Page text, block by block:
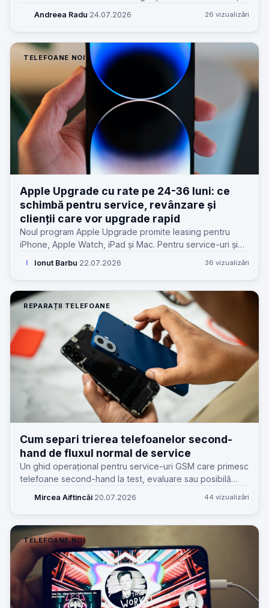
Andreea Radu·24.07.2026 26 vizualizări
TELEFOANE NOI
Apple Upgrade cu rate pe 24-36 luni: ce
schimbă pentru service, revânzare și
clienții care vor upgrade rapid
Noul program Apple Upgrade promite leasing pentru
iPhone, Apple Watch, iPad și Mac. Pentru service-uri și
I Ionut Barbu·22.07.2026 36 vizualizări
REPARAȚII TELEFOANE
Cum separi trierea telefoanelor second-
hand de fluxul normal de service
Un ghid operațional pentru service-uri GSM care primesc
telefoane second-hand la test, evaluare sau posibilă
Mircea Aiftincăi·20.07.2026 44 vizualizări
TELEFOANE NOI